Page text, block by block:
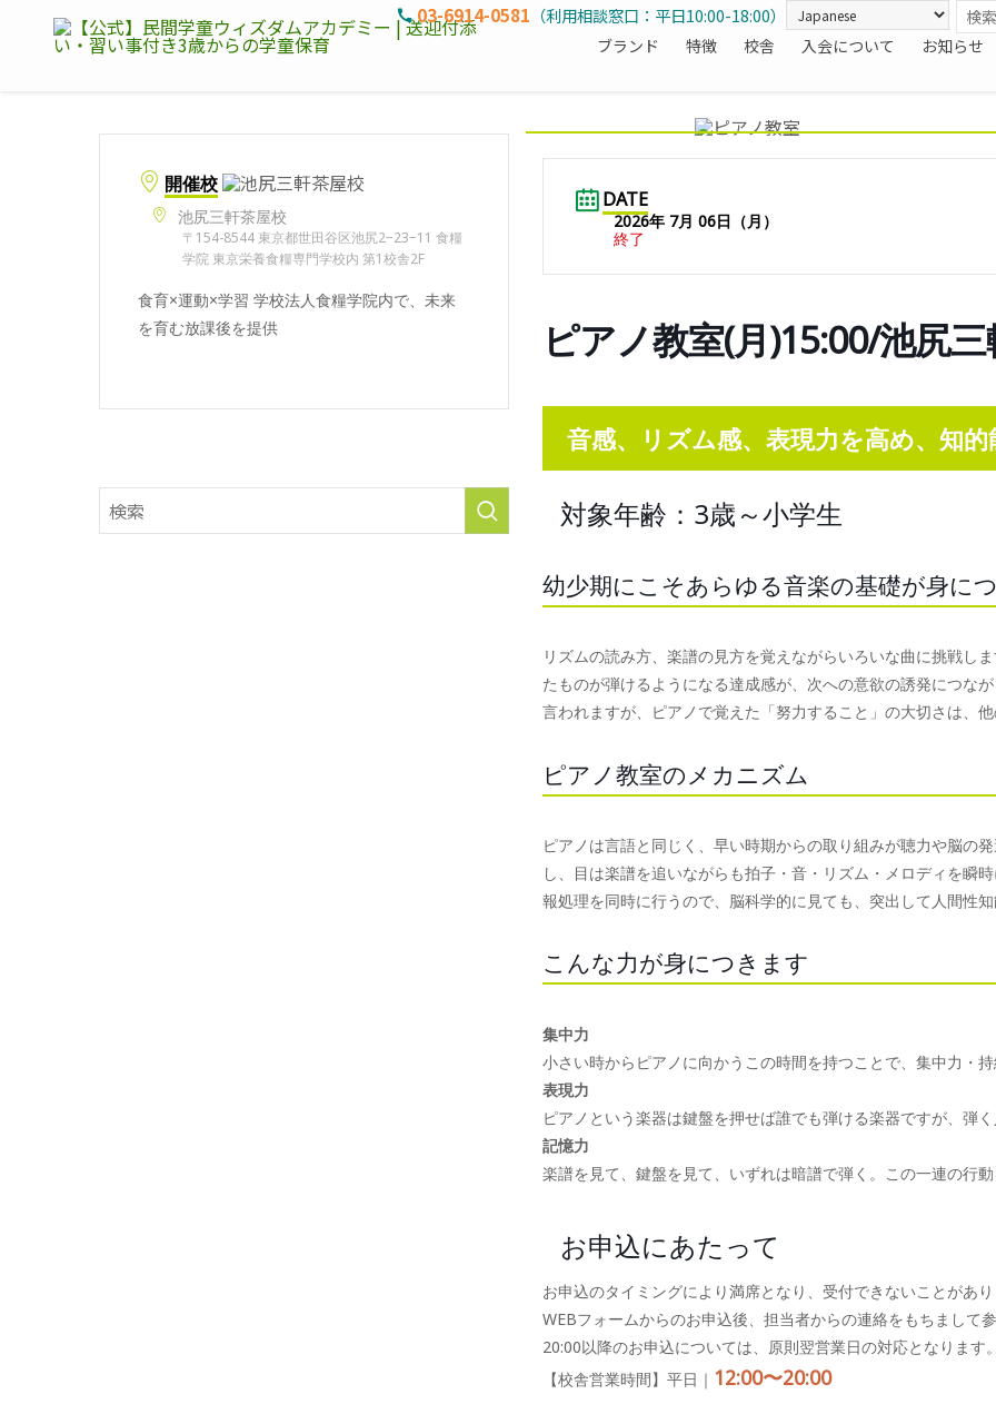
ブランド 特徴 校舎 入会について お知らせ
03-6914-0581 （利用相談窓口：平日10:00-18:00）
開催校
池尻三軒茶屋校
〒154-8544 東京都世田谷区池尻2−23−11 食糧
学院 東京栄養食糧専門学校内 第1校舎2F
食育×運動×学習 学校法人食糧学院内で、未来
を育む放課後を提供
DATE
2026年 7月 06日（月）
終了
ピアノ教室(月)15:00/池尻
音感、リズム感、表現力を高め、知
対象年齢：3歳～小学生
幼少期にこそあらゆる音楽の基礎が身につ
リズムの読み方、楽譜の見方を覚えながらいろいな曲に挑戦し
たものが弾けるようになる達成感が、次への意欲の誘発につな
言われますが、ピアノで覚えた「努力すること」の大切さは、
ピアノ教室のメカニズム
ピアノは言語と同じく、早い時期からの取り組みが聴力や脳の
し、目は楽譜を追いながらも拍子・音・リズム・メロディを瞬
報処理を同時に行うので、脳科学的に見ても、突出して人間性
こんな力が身につきます
集中力
小さい時からピアノに向かうこの時間を持つことで、集中力・持
表現力
ピアノという楽器は鍵盤を押せば誰でも弾ける楽器ですが、弾
記憶力
楽譜を見て、鍵盤を見て、いずれは暗譜で弾く。この一連の行
お申込にあたって
お申込のタイミングにより満席となり、受付できないことがあ
WEBフォームからのお申込後、担当者からの連絡をもちまして参
20:00以降のお申込については、原則翌営業日の対応となります。
【校舎営業時間】平日｜ 12:00〜20:00